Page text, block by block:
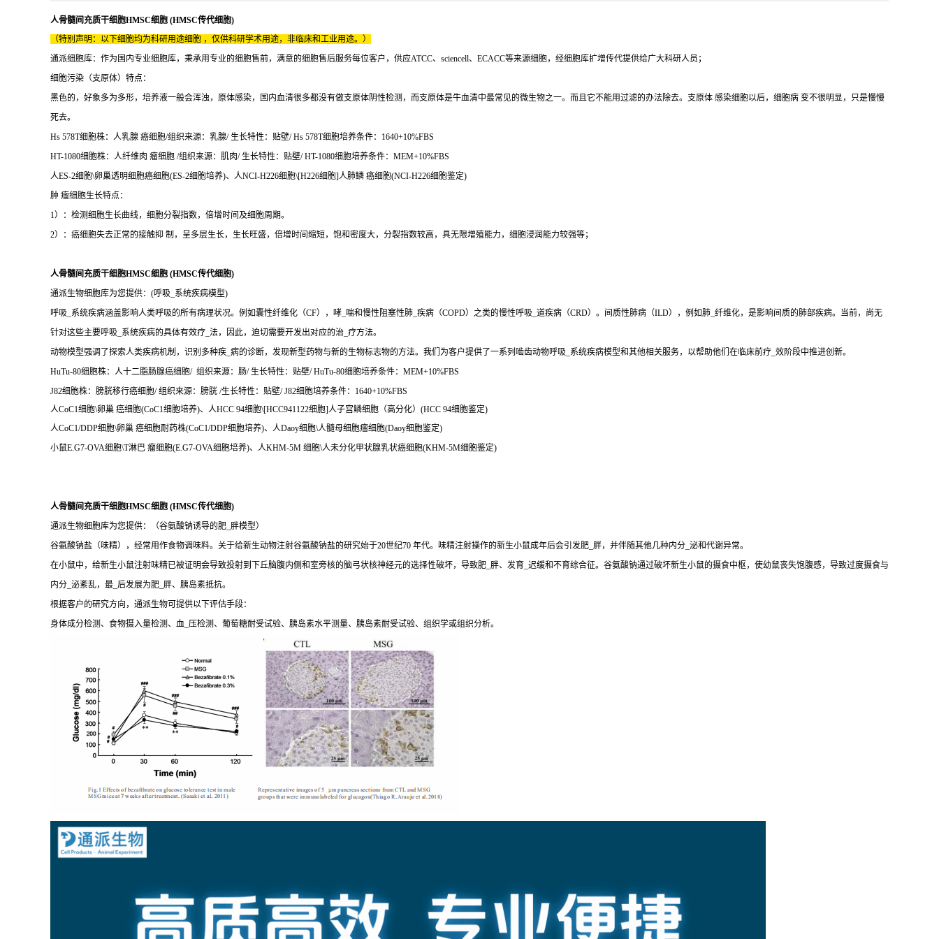
人骨髓间充质干细胞HMSC细胞 (HMSC传代细胞)
（特别声明：以下细胞均为科研用途细胞 ，仅供科研学术用途，非临床和工业用途。）
通派细胞库：作为国内专业细胞库，秉承用专业的细胞售前，满意的细胞售后服务每位客户，供应ATCC、sciencell、ECACC等来源细胞，经细胞库扩增传代提供给广大科研人员；
细胞污染（支原体）特点：
黑色的，好象多为多形，培养液一般会浑浊，原体感染，国内血清很多都没有做支原体阴性检测，而支原体是牛血清中最常见的微生物之一。而且它不能用过滤的办法除去。支原体 感染细胞以后，细胞病 变不很明显，只是慢慢
死去。
Hs 578T细胞株：人乳腺 癌细胞/组织来源：乳腺/ 生长特性：贴壁/ Hs 578T细胞培养条件：1640+10%FBS
HT-1080细胞株：人纤维肉 瘤细胞 /组织来源：肌肉/ 生长特性：贴壁/ HT-1080细胞培养条件：MEM+10%FBS
人ES-2细胞\卵巢透明细胞癌细胞(ES-2细胞培养)、人NCI-H226细胞\[H226细胞]人肺鳞 癌细胞(NCI-H226细胞鉴定)
肿 瘤细胞生长特点：
1）：检测细胞生长曲线，细胞分裂指数，倍增时间及细胞周期。
2）：癌细胞失去正常的接触抑 制，呈多层生长，生长旺盛，倍增时间缩短，饱和密度大，分裂指数较高，具无限增殖能力，细胞浸润能力较强等；
人骨髓间充质干细胞HMSC细胞 (HMSC传代细胞)
通派生物细胞库为您提供：(呼吸_系统疾病模型)
呼吸_系统疾病涵盖影响人类呼吸的所有病理状况。例如囊性纤维化（CF），哮_喘和慢性阻塞性肺_疾病（COPD）之类的慢性呼吸_道疾病（CRD）。间质性肺病（ILD），例如肺_纤维化，是影响间质的肺部疾病。当前，尚无
针对这些主要呼吸_系统疾病的具体有效疗_法，因此，迫切需要开发出对应的治_疗方法。
动物模型强调了探索人类疾病机制，识别多种疾_病的诊断，发现新型药物与新的生物标志物的方法。我们为客户提供了一系列啮齿动物呼吸_系统疾病模型和其他相关服务，以帮助他们在临床前疗_效阶段中推进创新。
HuTu-80细胞株：人十二脂肠腺癌细胞/ 组织来源：肠/ 生长特性：贴壁/ HuTu-80细胞培养条件：MEM+10%FBS
J82细胞株：膀胱移行癌细胞/ 组织来源：膀胱 /生长特性：贴壁/ J82细胞培养条件：1640+10%FBS
人CoC1细胞\卵巢 癌细胞(CoC1细胞培养)、人HCC 94细胞\[HCC941122细胞]人子宫鳞细胞（高分化）(HCC 94细胞鉴定)
人CoC1/DDP细胞\卵巢 癌细胞耐药株(CoC1/DDP细胞培养)、人Daoy细胞\人髓母细胞瘤细胞(Daoy细胞鉴定)
小鼠E.G7-OVA细胞\T淋巴 瘤细胞(E.G7-OVA细胞培养)、人KHM-5M 细胞\人未分化甲状腺乳状癌细胞(KHM-5M细胞鉴定)
人骨髓间充质干细胞HMSC细胞 (HMSC传代细胞)
通派生物细胞库为您提供：（谷氨酸钠诱导的肥_胖模型）
谷氨酸钠盐（味精），经常用作食物调味料。关于给新生动物注射谷氨酸钠盐的研究始于20世纪70 年代。味精注射操作的新生小鼠成年后会引发肥_胖，并伴随其他几种内分_泌和代谢异常。
在小鼠中，给新生小鼠注射味精已被证明会导致投射到下丘脑腹内侧和室旁核的脑弓状核神经元的选择性破坏，导致肥_胖、发育_迟缓和不育综合征。谷氨酸钠通过破坏新生小鼠的摄食中枢，使幼鼠丧失饱腹感，导致过度摄食与
内分_泌紊乱，最_后发展为肥_胖、胰岛素抵抗。
根据客户的研究方向，通派生物可提供以下评估手段：
身体成分检测、食物摄入量检测、血_压检测、葡萄糖耐受试验、胰岛素水平测量、胰岛素耐受试验、组织学或组织分析。